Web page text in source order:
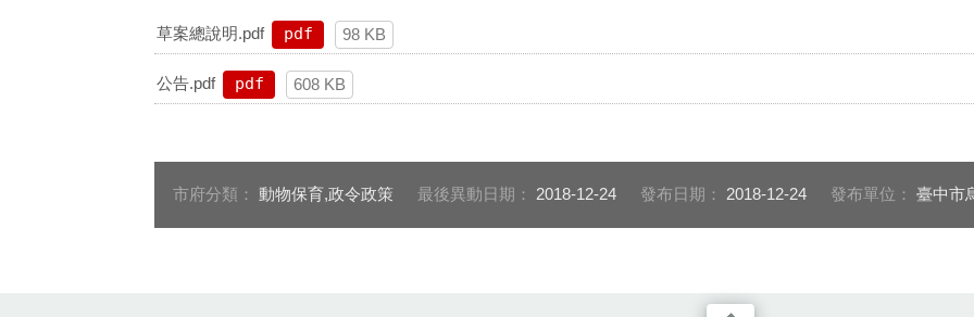
草案總說明.pdf pdf 98 KB
公告.pdf pdf 608 KB
市府分類： 動物保育,政令政策 最後異動日期： 2018-12-24 發布日期： 2018-12-24 發布單位： 臺中市